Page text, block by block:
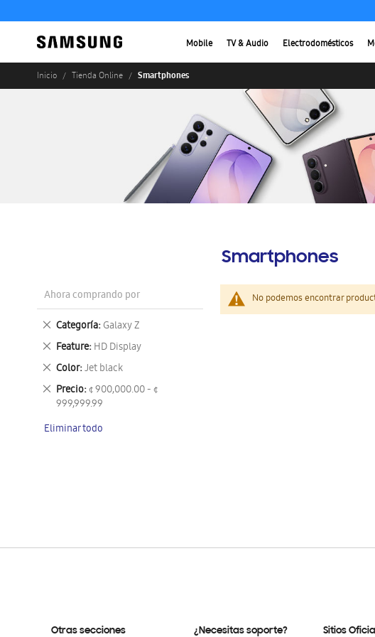
Mobile TV & Audio Electrodomésticos
Inicio Tienda Online Smartphones
Smartphones
No podemos encontrar
Ahora comprando por
Categoría Galaxy Z
Eliminar
este
artículo
Feature HD Display
Eliminar
este
artículo
Color Jet black
Eliminar
este
artículo
Precio ¢ 900,000.00 - ¢
999,999.99
Eliminar
este
Eliminar todo
Otras secciones ¿Necesitas soporte? Sitios